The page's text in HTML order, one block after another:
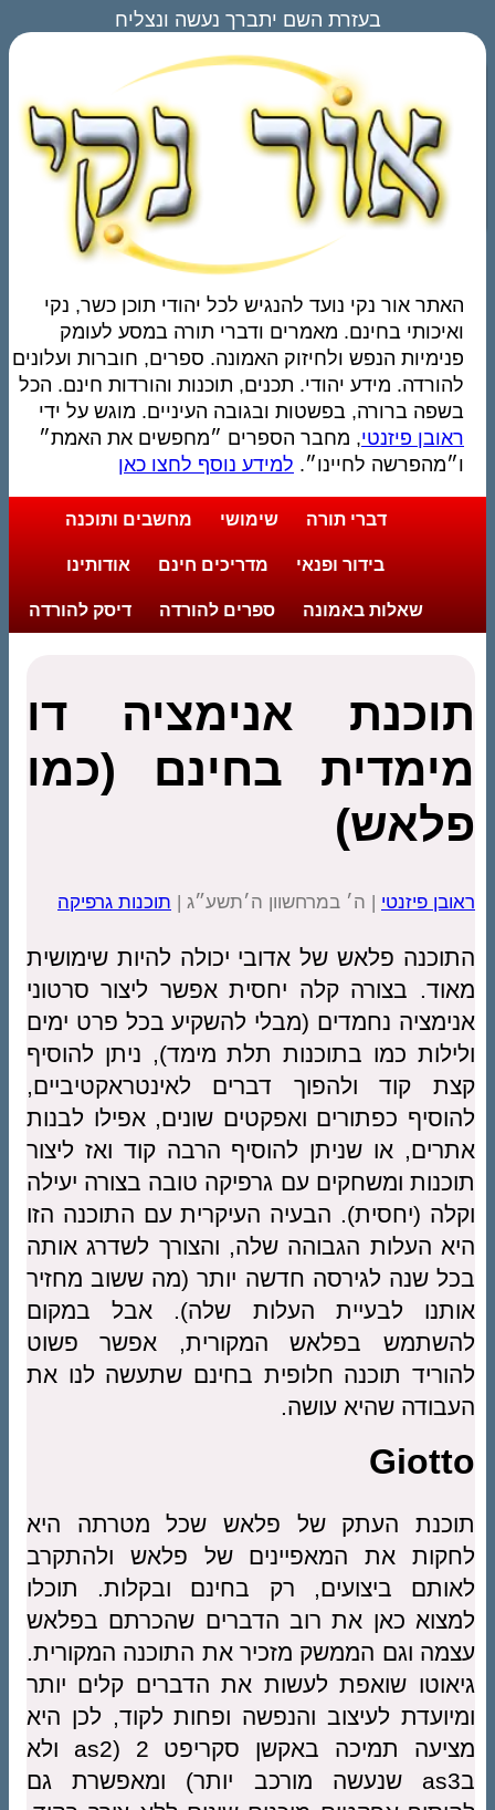
בעזרת השם יתברך נעשה ונצליח
האתר אור נקי נועד להנגיש לכל יהודי תוכן כשר, נקי
ואיכותי בחינם. מאמרים ודברי תורה במסע לעומק
פנימיות הנפש ולחיזוק האמונה. ספרים, חוברות ועלונים
להורדה. מידע יהודי. תכנים, תוכנות והורדות חינם. הכל
בשפה ברורה, בפשטות ובגובה העיניים. מוגש על ידי
ראובן פיזנטי, מחבר הספרים ״מחפשים את האמת״
ו״מהפרשה לחיינו״. למידע נוסף לחצו כאן
דברי תורה שימושי מחשבים ותוכנה
בידור ופנאי מדריכים חינם אודותינו
שאלות באמונה ספרים להורדה דיסק להורדה
תוכנת אנימציה דו
מימדית בחינם (כמו
פלאש)
ראובן פיזנטי | ה׳ במרחשוון ה׳תשע״ג | תוכנות גרפיקה
התוכנה פלאש של אדובי יכולה להיות שימושית
מאוד. בצורה קלה יחסית אפשר ליצור סרטוני
אנימציה נחמדים (מבלי להשקיע בכל פרט ימים
ולילות כמו בתוכנות תלת מימד), ניתן להוסיף
קצת קוד ולהפוך דברים לאינטראקטיביים,
להוסיף כפתורים ואפקטים שונים, אפילו לבנות
אתרים, או שניתן להוסיף הרבה קוד ואז ליצור
תוכנות ומשחקים עם גרפיקה טובה בצורה יעילה
וקלה (יחסית). הבעיה העיקרית עם התוכנה הזו
היא העלות הגבוהה שלה, והצורך לשדרג אותה
בכל שנה לגירסה חדשה יותר (מה ששוב מחזיר
אותנו לבעיית העלות שלה). אבל במקום
להשתמש בפלאש המקורית, אפשר פשוט
להוריד תוכנה חלופית בחינם שתעשה לנו את
העבודה שהיא עושה.
Giotto
תוכנת העתק של פלאש שכל מטרתה היא
לחקות את המאפיינים של פלאש ולהתקרב
לאותם ביצועים, רק בחינם ובקלות. תוכלו
למצוא כאן את רוב הדברים שהכרתם בפלאש
עצמה וגם הממשק מזכיר את התוכנה המקורית.
גיאוטו שואפת לעשות את הדברים קלים יותר
ומיועדת לעיצוב והנפשה ופחות לקוד, לכן היא
מציעה תמיכה באקשן סקריפט 2 (as2 ולא
בas3 שנעשה מורכב יותר) ומאפשרת גם